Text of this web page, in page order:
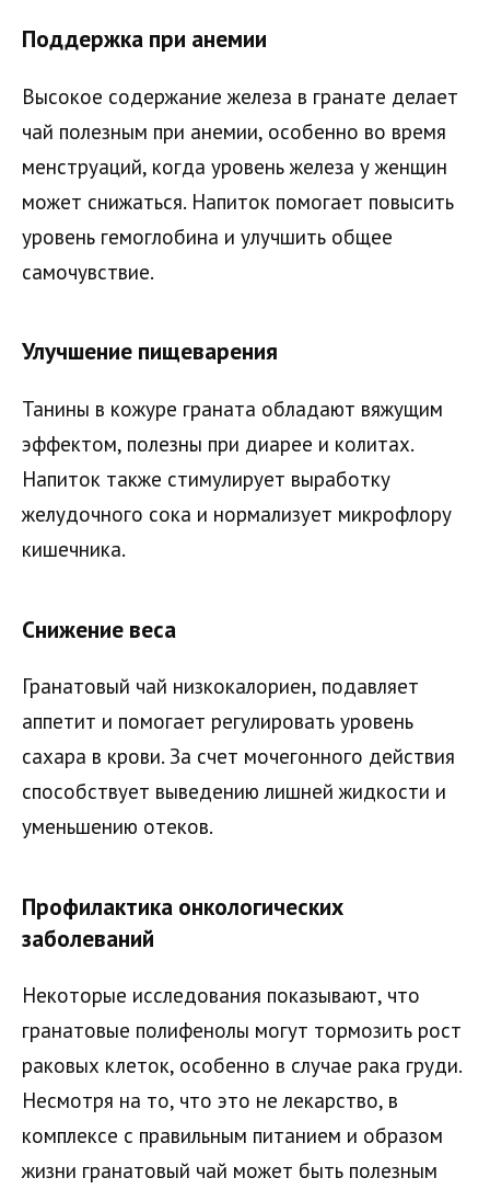
Поддержка при анемии
Высокое содержание железа в гранате делает
чай полезным при анемии, особенно во время
менструаций, когда уровень железа у женщин
может снижаться. Напиток помогает повысить
уровень гемоглобина и улучшить общее
самочувствие.
Улучшение пищеварения
Танины в кожуре граната обладают вяжущим
эффектом, полезны при диарее и колитах.
Напиток также стимулирует выработку
желудочного сока и нормализует микрофлору
кишечника.
Снижение веса
Гранатовый чай низкокалориен, подавляет
аппетит и помогает регулировать уровень
сахара в крови. За счет мочегонного действия
способствует выведению лишней жидкости и
уменьшению отеков.
Профилактика онкологических
заболеваний
Некоторые исследования показывают, что
гранатовые полифенолы могут тормозить рост
раковых клеток, особенно в случае рака груди.
Несмотря на то, что это не лекарство, в
комплексе с правильным питанием и образом
жизни гранатовый чай может быть полезным